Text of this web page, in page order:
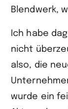
Blendwerk,
Ich habe
nicht
also, die
wurde ein